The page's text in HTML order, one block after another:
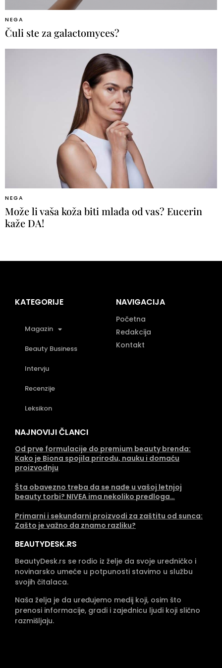
NEGA
Čuli ste za galactomyces?
NEGA
Može li vaša koža biti mlađa od vas? Eucerin
kaže DA!
KATEGORIJE
Magazin
Beauty Business
Intervju
Recenzije
Leksikon
NAVIGACIJA
Početna
Redakcija
Kontakt
NAJNOVIJI ČLANCI
Od prve formulacije do premium beauty brenda:
Kako je Biona spojila prirodu, nauku i domaću
proizvodnju
Šta obavezno treba da se nađe u vašoj letnjoj
beauty torbi? NIVEA ima nekoliko predloga…
Primarni i sekundarni proizvodi za zaštitu od sunca:
Zašto je važno da znamo razliku?
BEAUTYDESK.RS
BeautyDesk.rs se rodio iz želje da svoje uredničko i
novinarsko umeće u potpunosti stavimo u službu
svojih čitalaca.
Naša želja je da uređujemo medij koji, osim što
prenosi informacije, gradi i zajednicu ljudi koji slično
razmišljaju.